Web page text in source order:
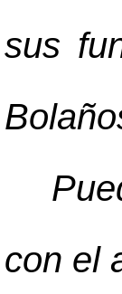
sus
con el